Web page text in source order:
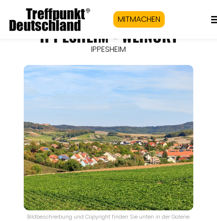
MITMACHEN
IPPESHEIM - WEINORT
IPPESHEIM
Bildbeschreibung und Copyright finden Sie unten in der Galerie.